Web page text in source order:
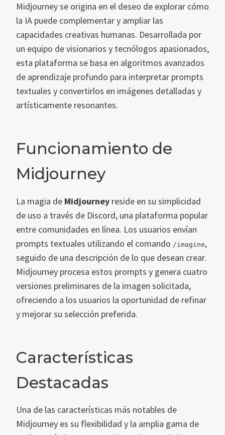
Midjourney se origina en el deseo de explorar cómo
la IA puede complementar y ampliar las
capacidades creativas humanas. Desarrollada por
un equipo de visionarios y tecnólogos apasionados,
esta plataforma se basa en algoritmos avanzados
de aprendizaje profundo para interpretar prompts
textuales y convertirlos en imágenes detalladas y
artísticamente resonantes.
Funcionamiento de
Midjourney
La magia de Midjourney reside en su simplicidad
de uso a través de Discord, una plataforma popular
entre comunidades en línea. Los usuarios envían
prompts textuales utilizando el comando /imagine,
seguido de una descripción de lo que desean crear.
Midjourney procesa estos prompts y genera cuatro
versiones preliminares de la imagen solicitada,
ofreciendo a los usuarios la oportunidad de refinar
y mejorar su selección preferida.
Características
Destacadas
Una de las características más notables de
Midjourney es su flexibilidad y la amplia gama de